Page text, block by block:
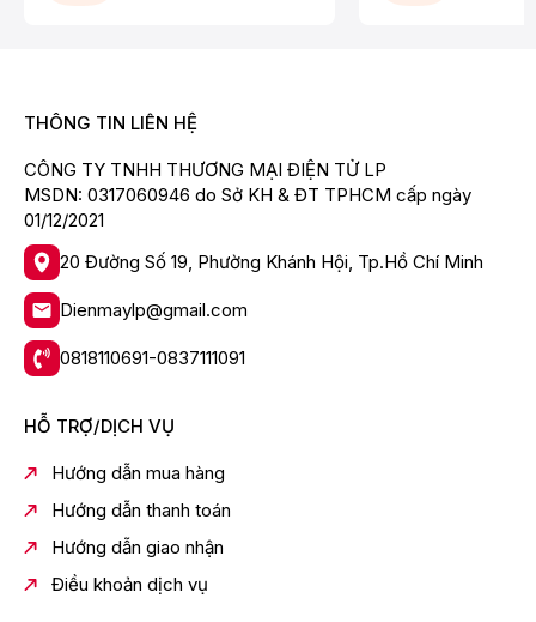
Bảng điều khiển cảm ứng của MS2032GIK không chỉ
dễ sử dụng mà còn giúp làm tăng tính thẩm mỹ cho
hơn. Từ việc chọn thời gian nấu, điều chỉnh công suất,
đến việc cài đặt các chế độ khác nhau, tất cả đều
được thực hiện dễ dàng chỉ với vài thao tác trên màn
hình cảm ứng.
Kiểu lò vi sóng: Có nướng
Dung tích: 20 lít
THÔNG TIN LIÊN HỆ
CÔNG TY TNHH THƯƠNG MẠI ĐIỆN TỬ LP
MSDN: 0317060946 do Sở KH & ĐT TPHCM cấp ngày
01/12/2021
20 Đường Số 19, Phường Khánh Hội, Tp.Hồ Chí Minh
Dienmaylp@gmail.com
0818110691-0837111091
HỖ TRỢ/DỊCH VỤ
Hướng dẫn mua hàng
Hướng dẫn thanh toán
Hướng dẫn giao nhận
Điều khoản dịch vụ